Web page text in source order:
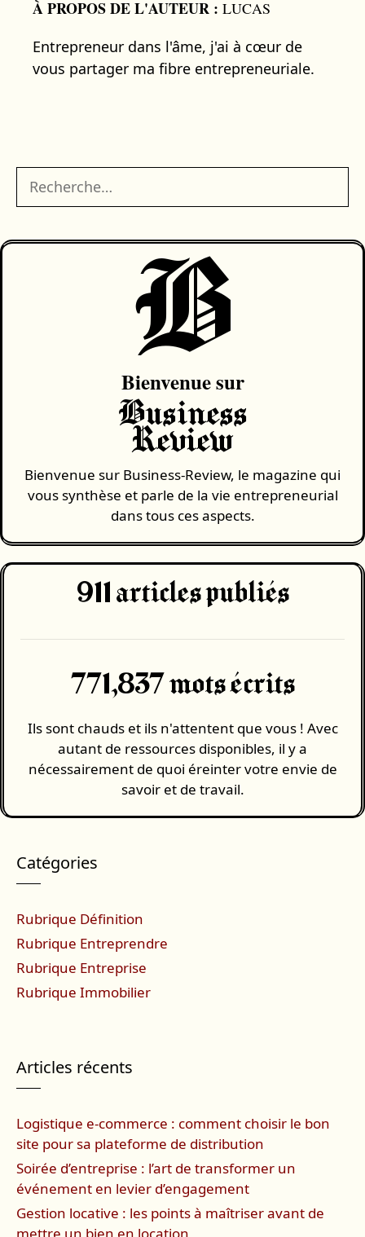
À PROPOS DE L'AUTEUR : LUCAS
Entrepreneur dans l'âme, j'ai à cœur de
vous partager ma fibre entrepreneuriale.
Rechercher :
B
Bienvenue sur
Business
Review
Bienvenue sur Business-Review, le magazine qui
vous synthèse et parle de la vie entrepreneurial
dans tous ces aspects.
911 articles publiés
771,837 mots écrits
Ils sont chauds et ils n'attentent que vous ! Avec
autant de ressources disponibles, il y a
nécessairement de quoi éreinter votre envie de
savoir et de travail.
Catégories
Rubrique Définition
Rubrique Entreprendre
Rubrique Entreprise
Rubrique Immobilier
Articles récents
Logistique e-commerce : comment choisir le bon
site pour sa plateforme de distribution
Soirée d’entreprise : l’art de transformer un
événement en levier d’engagement
Gestion locative : les points à maîtriser avant de
mettre un bien en location